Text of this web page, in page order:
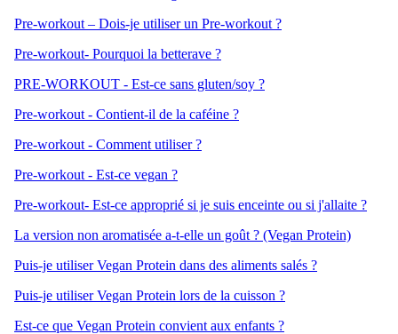
Pre-workout – Dois-je utiliser un Pre-workout ?
Pre-workout- Pourquoi la betterave ?
PRE-WORKOUT - Est-ce sans gluten/soy ?
Pre-workout - Contient-il de la caféine ?
Pre-workout - Comment utiliser ?
Pre-workout - Est-ce vegan ?
Pre-workout- Est-ce approprié si je suis enceinte ou si j'allaite ?
La version non aromatisée a-t-elle un goût ? (Vegan Protein)
Puis-je utiliser Vegan Protein dans des aliments salés ?
Puis-je utiliser Vegan Protein lors de la cuisson ?
Est-ce que Vegan Protein convient aux enfants ?